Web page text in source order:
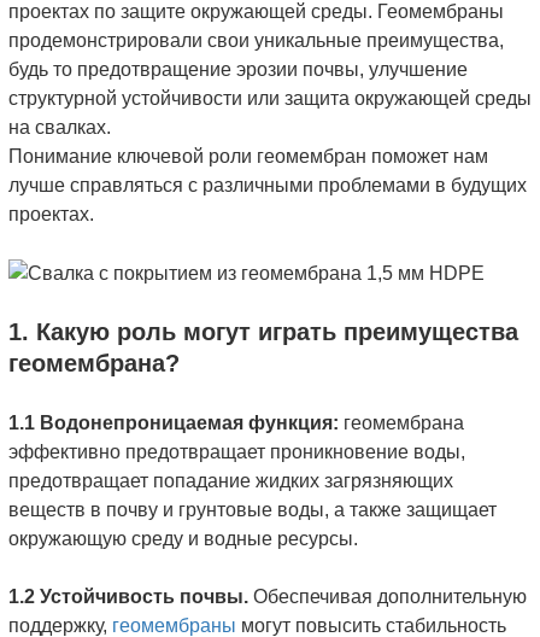
проектах по защите окружающей среды. Геомембраны
продемонстрировали свои уникальные преимущества,
будь то предотвращение эрозии почвы, улучшение
структурной устойчивости или защита окружающей среды
на свалках.
Понимание ключевой роли геомембран поможет нам
лучше справляться с различными проблемами в будущих
проектах.
1. Какую роль могут играть преимущества
геомембрана?
1.1 Водонепроницаемая функция: геомембрана
эффективно предотвращает проникновение воды,
предотвращает попадание жидких загрязняющих
веществ в почву и грунтовые воды, а также защищает
окружающую среду и водные ресурсы.
1.2 Устойчивость почвы. Обеспечивая дополнительную
поддержку, геомембраны могут повысить стабильность